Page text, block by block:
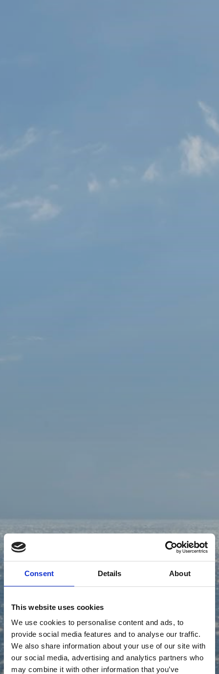
Consent Details About
This website uses cookies
We use cookies to personalise content and ads, to
provide social media features and to analyse our traffic.
We also share information about your use of our site with
our social media, advertising and analytics partners who
may combine it with other information that you’ve